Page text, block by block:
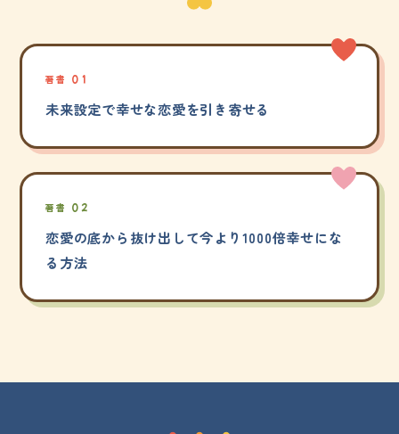
著書 01
未来設定で幸せな恋愛を引き寄せる
著書 02
恋愛の底から抜け出して今より1000倍幸せにな
る方法